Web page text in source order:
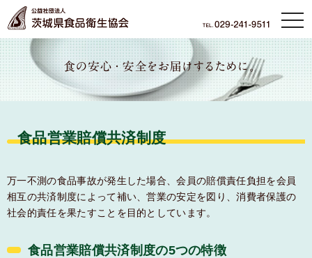
本文へ
食品営業賠償共済制度
万一不測の食品事故が発生した場合、会員の賠償責任負担を会員
相互の共済制度によって補い、営業の安定を図り、消費者保護の
社会的責任を果たすことを目的としています。
食品営業賠償共済制度の5つの特徴